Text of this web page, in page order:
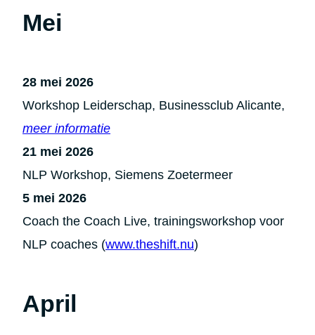
Mei
28 mei 2026
Workshop Leiderschap, Businessclub Alicante,
meer informatie
21 mei 2026
NLP Workshop, Siemens Zoetermeer
5 mei 2026
Coach the Coach Live, trainingsworkshop voor
NLP coaches (www.theshift.nu)
April